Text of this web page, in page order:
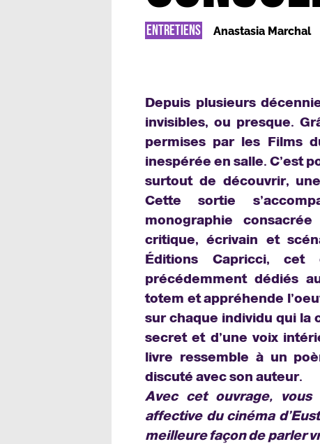
ENTRETIENS Anastasia Marchal
Depuis plusieurs
invisibles, ou presque.
permises par les Films
inespérée en salle. C’est
surtout de découvrir,
Cette sortie
monographie
critique, écrivain et
Éditions Capricci,
précédemment dédiés
totem et appréhende
sur chaque individu qui la
secret et d’une voix
livre ressemble à un
discuté avec son auteur.
Avec cet ouvrage,
affective du cinéma
meilleure façon de parler